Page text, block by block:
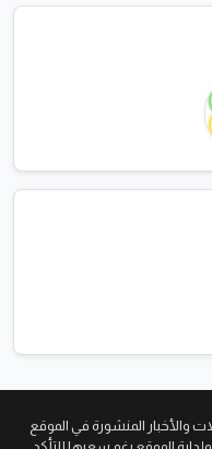
والأخبار المنشورة في الموقع